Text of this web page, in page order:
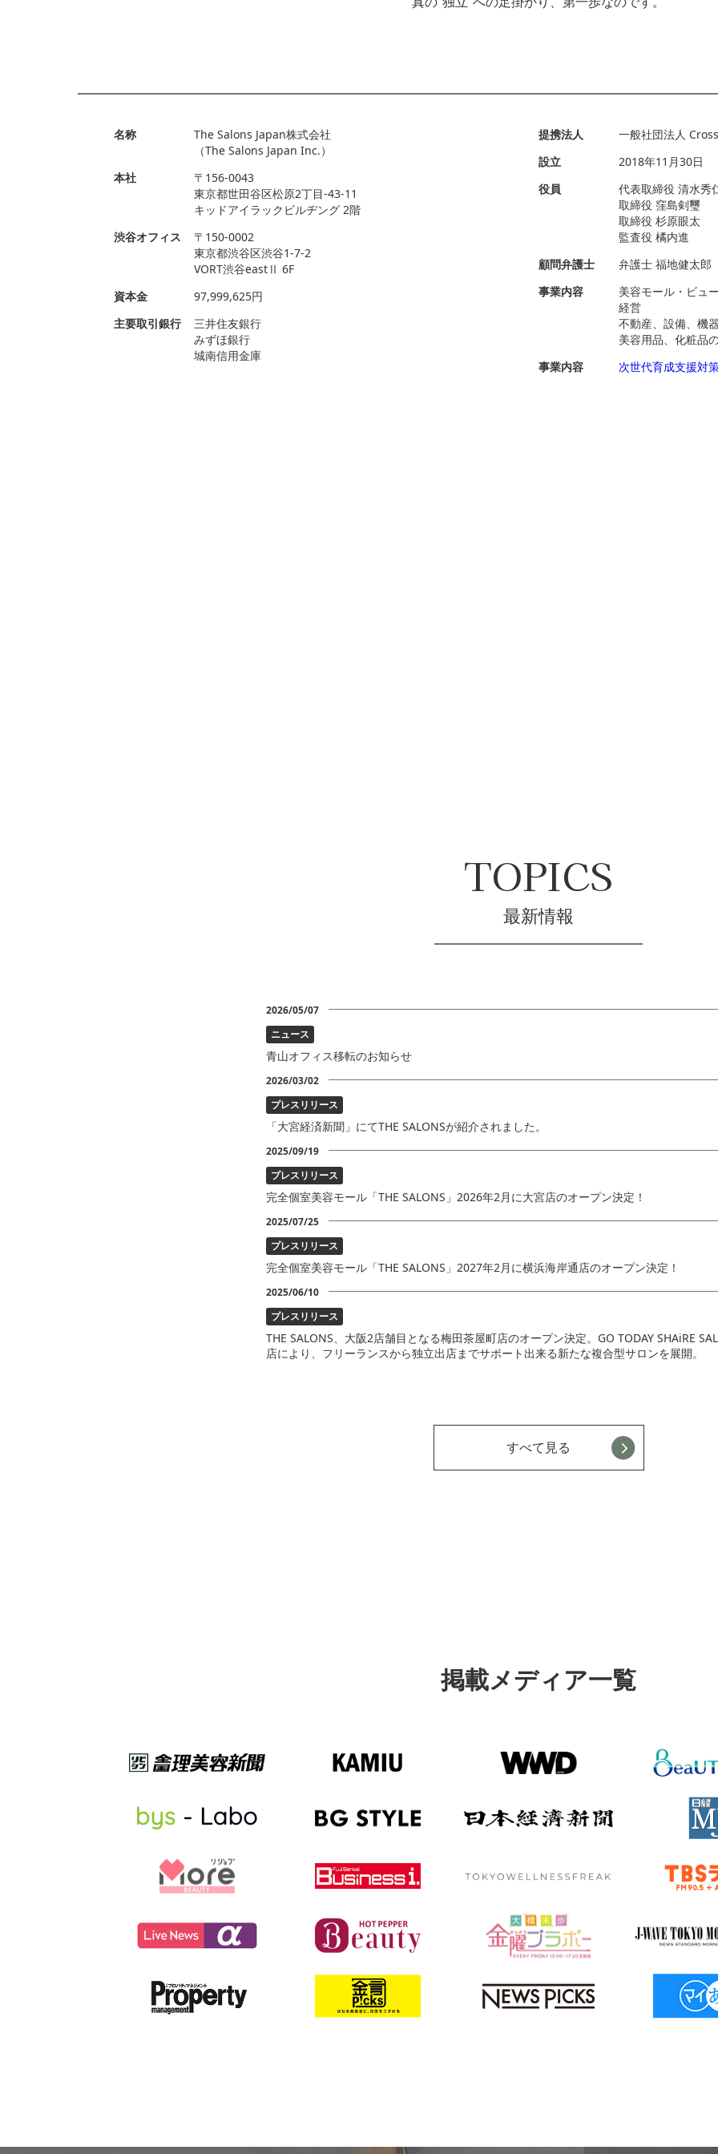
名称
The Salons Japan株式会社
（The Salons Japan Inc.）
本社
〒156-0043
東京都世田谷区松原2丁目-43-11
キッドアイラックビルヂング 2階
渋谷オフィス
〒150-0002
東京都渋谷区渋谷1-7-2
VORT渋谷eastⅡ 6F
資本金
97,999,625円
主要取引銀行
三井住友銀行
みずほ銀行
城南信用金庫
提携法人
一般社団法人
設立
2018年11月30日
役員
代表取締役 清水秀
取締役 窪島剣璽
取締役 杉原眼太
監査役 橘内進
顧問弁護士
弁護士 福地健太郎
事業内容
美容モール・ビュ
経営
不動産、設備、機
美容用品、化粧品
事業内容
次世代育成支援対
TOPICS
最新情報
2026/05/07
ニュース
青山オフィス移転のお知らせ
2026/03/02
プレスリリース
「大宮経済新聞」にてTHE SALONSが紹介されました。
2025/09/19
プレスリリース
完全個室美容モール「THE SALONS」2026年2月に大宮店のオープン決定！
2025/07/25
プレスリリース
完全個室美容モール「THE SALONS」2027年2月に横浜海岸通店のオープン決定！
2025/06/10
プレスリリース
THE SALONS、大阪2店舗目となる梅田茶屋町店のオープン決定。GO TODAY SHAiRE
店により、フリーランスから独立出店までサポート出来る新たな複合型サロンを展開。
すべて見る
掲載メディア一覧